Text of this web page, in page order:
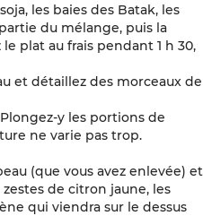
les baies des Batak, les
du mélange, puis la
plat au frais pendant 1 h 30,
et détaillez des morceaux de
y les portions de
ne varie pas trop.
(que vous avez enlevée) et
de citron jaune, les
qui viendra sur le dessus